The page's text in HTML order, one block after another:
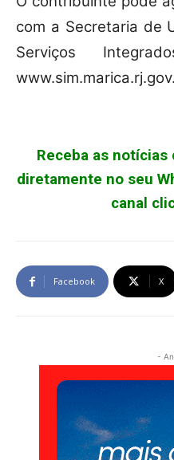
com a Secretaria de
Serviços
Receba as notícias
diretamente no seu
canal
Facebook X
-